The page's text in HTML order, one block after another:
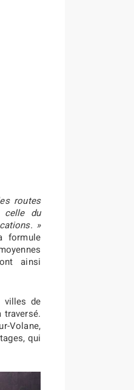
routes
celle du
»
formule
ainsi
villes de
traversé.
Volane,
qui